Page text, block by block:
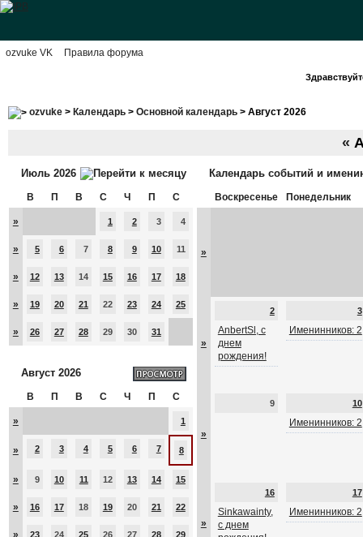
ozvuke VK Правила форума
ozvuke> Календарь> Основной календарь> Август 2026
«
Июль 2026
В П В С Ч П С
» 1 2 3 4
» 5 6 7 8 9 10 11
» 12 13 14 15 16 17 18
» 19 20 21 22 23 24 25
» 26 27 28 29 30 31
Август 2026
В П В С Ч П С
» 1
» 2 3 4 5 6 7 8
» 9 10 11 12 13 14 15
» 16 17 18 19 20 21 22
» 23 24 25 26 27 28 29
Календарь событий и
Воскресенье Понедельник
»
»
2
AnbertSl, с
днем
рождения!
3
Именинников: 2
»
9 10
Именинников: 2
»
16
Sinkawainty,
с днем
17
Именинников: 2